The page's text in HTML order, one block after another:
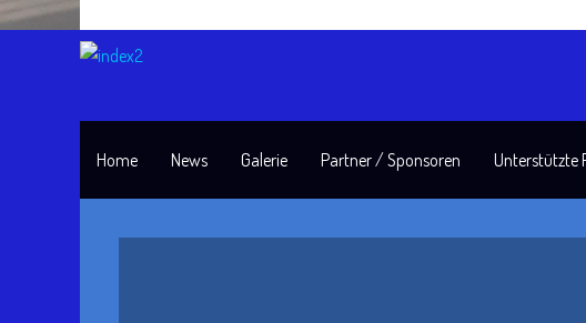
Home News Galerie Partner / Sponsoren Unterstützte